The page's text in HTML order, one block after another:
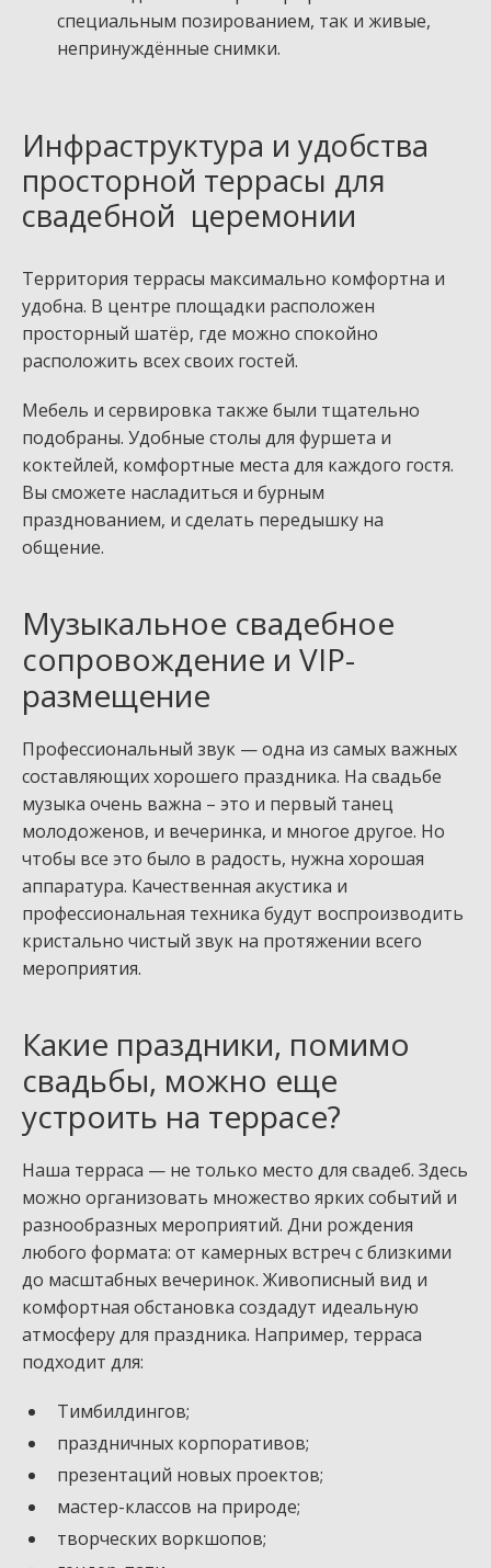
специальным позированием, так и живые,
непринуждённые снимки.
Инфраструктура и удобства
просторной террасы для
свадебной церемонии
Территория террасы максимально комфортна и
удобна. В центре площадки расположен
просторный шатёр, где можно спокойно
расположить всех своих гостей.
Мебель и сервировка также были тщательно
подобраны. Удобные столы для фуршета и
коктейлей, комфортные места для каждого гостя.
Вы сможете насладиться и бурным
празднованием, и сделать передышку на
общение.
Музыкальное свадебное
сопровождение и VIP-
размещение
Профессиональный звук — одна из самых важных
составляющих хорошего праздника. На свадьбе
музыка очень важна – это и первый танец
молодоженов, и вечеринка, и многое другое. Но
чтобы все это было в радость, нужна хорошая
аппаратура. Качественная акустика и
профессиональная техника будут воспроизводить
кристально чистый звук на протяжении всего
мероприятия.
Какие праздники, помимо
свадьбы, можно еще
устроить на террасе?
Наша терраса — не только место для свадеб. Здесь
можно организовать множество ярких событий и
разнообразных мероприятий. Дни рождения
любого формата: от камерных встреч с близкими
до масштабных вечеринок. Живописный вид и
комфортная обстановка создадут идеальную
атмосферу для праздника. Например, терраса
подходит для:
Тимбилдингов;
праздничных корпоративов;
презентаций новых проектов;
мастер-классов на природе;
творческих воркшопов;